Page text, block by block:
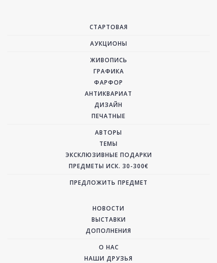
СТАРТОВАЯ
АУКЦИОНЫ
ЖИВОПИСЬ
ГРАФИКА
ФАРФОР
АНТИКВАРИАТ
ДИЗАЙН
ПЕЧАТНЫЕ
АВТОРЫ
ТЕМЫ
ЭКСКЛЮЗИВНЫЕ ПОДАРКИ
ПРЕДМЕТЫ ИСК. 30-300€
ПРЕДЛОЖИТЬ ПРЕДМЕТ
НОВОСТИ
ВЫСТАВКИ
ДОПОЛНЕНИЯ
О НАС
НАШИ ДРУЗЬЯ